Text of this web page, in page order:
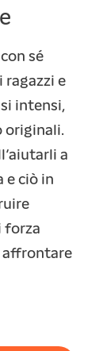
sé
ragazzi e
intensi,
originali.
a
e ciò in
forza
affrontare